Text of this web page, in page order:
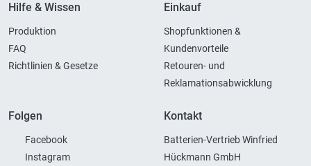
Hilfe & Wissen
Produktion
FAQ
Richtlinien & Gesetze
Einkauf
Shopfunktionen &
Kundenvorteile
Retouren- und
Reklamationsabwicklung
Folgen
Facebook
Instagram
Kontakt
Batterien-Vertrieb Winfried
Hückmann GmbH